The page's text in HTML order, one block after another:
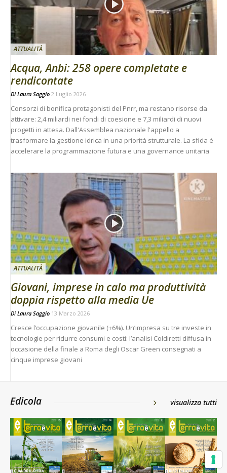
ATTUALITÀ
Acqua, Anbi: 258 opere completate e
rendicontate
Di Laura Saggio 2 Luglio 2026
Consorzi di bonifica protagonisti del Pnrr, ma restano risorse da
attivare: 2,4 miliardi nei fondi di coesione e 7,3 miliardi di nuovi
progetti in attesa. Dall'Assemblea nazionale l'appello a
trasformare la gestione idrica in una priorità strutturale. La sfida è
accelerare la programmazione futura e una governance unitaria
ATTUALITÀ
Giovani, imprese in calo ma produttività
doppia rispetto alla media Ue
Di Laura Saggio 13 Marzo 2026
Cresce l’occupazione giovanile (+6%). Un’impresa su tre investe in
tecnologie per ridurre consumi e costi: l’analisi Coldiretti diffusa in
occasione della finale a Roma degli Oscar Green consegnati a
cinque imprese giovani
Edicola visualizza tutti